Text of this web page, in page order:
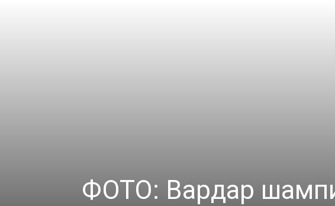
ФОТО: Вардар